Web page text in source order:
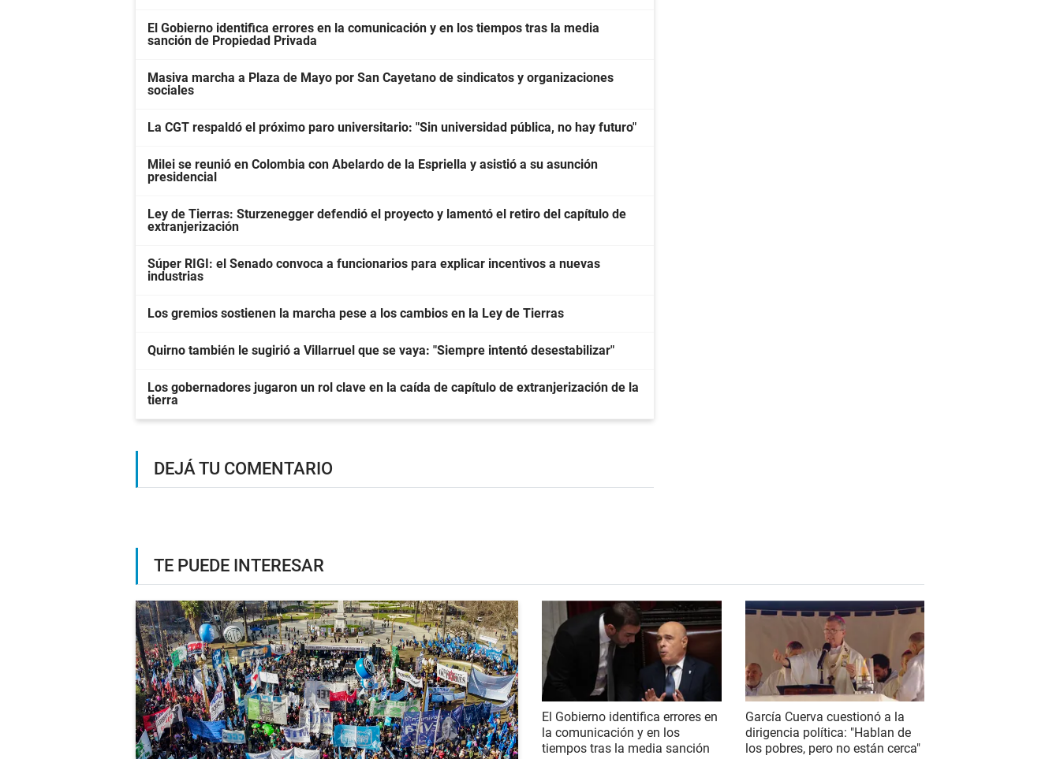
El Gobierno identifica errores en la comunicación y en los tiempos tras la media
sanción de Propiedad Privada
Masiva marcha a Plaza de Mayo por San Cayetano de sindicatos y organizaciones
sociales
La CGT respaldó el próximo paro universitario: "Sin universidad pública, no hay futuro"
Milei se reunió en Colombia con Abelardo de la Espriella y asistió a su asunción
presidencial
Ley de Tierras: Sturzenegger defendió el proyecto y lamentó el retiro del capítulo de
extranjerización
Súper RIGI: el Senado convoca a funcionarios para explicar incentivos a nuevas
industrias
Los gremios sostienen la marcha pese a los cambios en la Ley de Tierras
Quirno también le sugirió a Villarruel que se vaya: "Siempre intentó desestabilizar"
Los gobernadores jugaron un rol clave en la caída de capítulo de extranjerización de la
tierra
DEJÁ TU COMENTARIO
TE PUEDE INTERESAR
El Gobierno identifica errores en
la comunicación y en los
tiempos tras la media sanción
García Cuerva cuestionó a la
dirigencia política: "Hablan de
los pobres, pero no están cerca"